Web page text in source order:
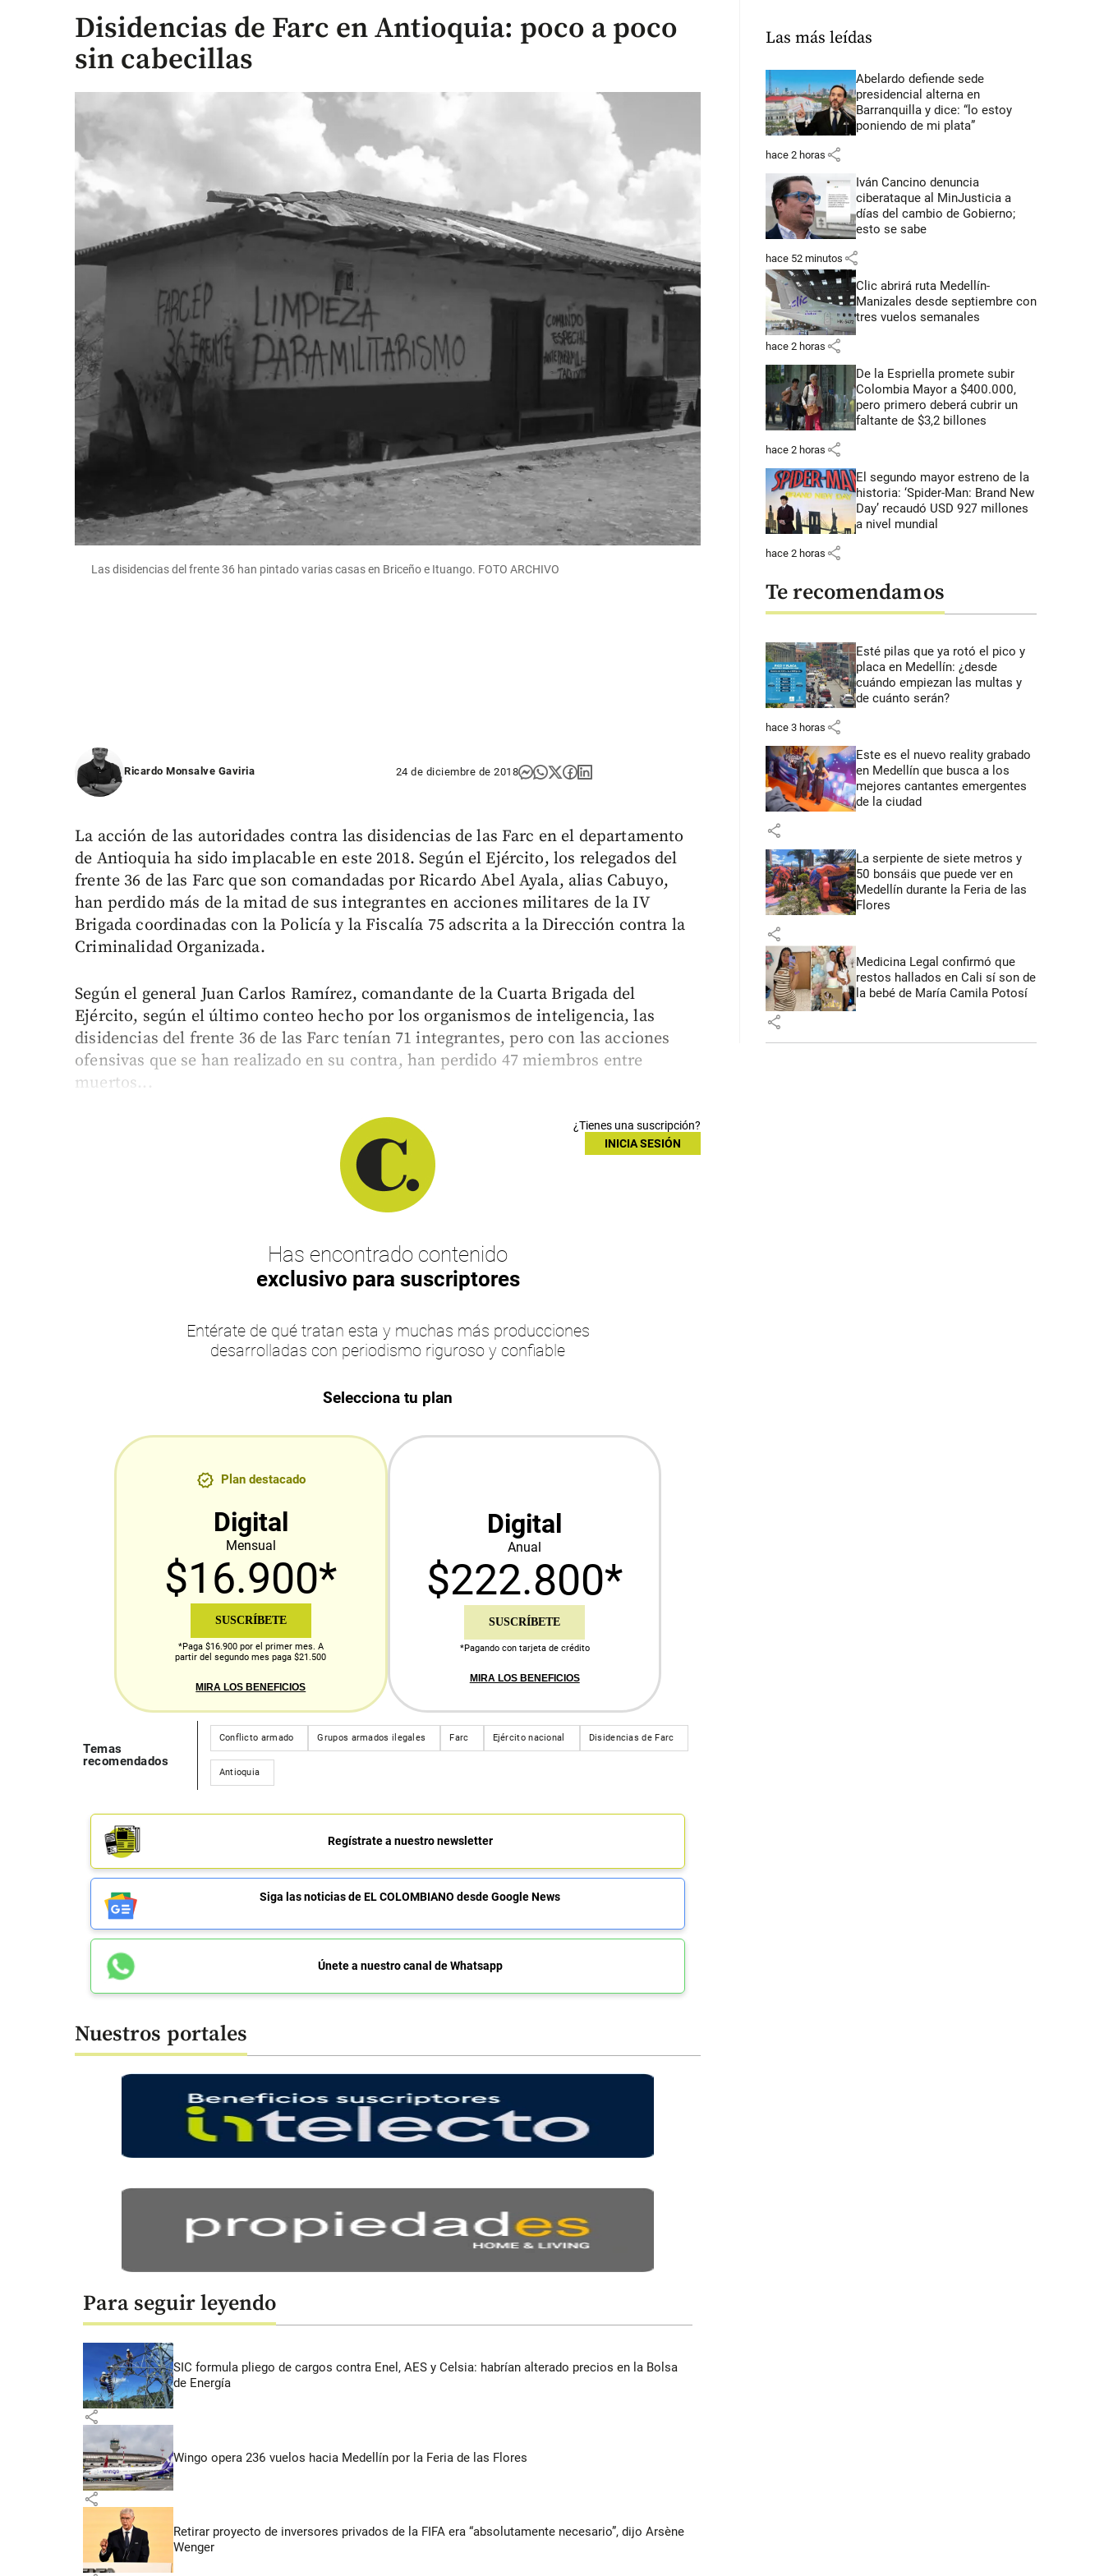
Disidencias de Farc en Antioquia: poco a poco
sin cabecillas
Las disidencias del frente 36 han pintado varias casas en Briceño e Ituango. FOTO ARCHIVO
Ricardo Monsalve Gaviria 24 de diciembre de 2018
La acción de las autoridades contra las disidencias de las Farc en el departamento
de Antioquia ha sido implacable en este 2018. Según el Ejército, los relegados del
frente 36 de las Farc que son comandadas por Ricardo Abel Ayala, alias Cabuyo,
han perdido más de la mitad de sus integrantes en acciones militares de la IV
Brigada coordinadas con la Policía y la Fiscalía 75 adscrita a la Dirección contra la
Criminalidad Organizada.
Según el general Juan Carlos Ramírez, comandante de la Cuarta Brigada del
Ejército, según el último conteo hecho por los organismos de inteligencia, las
disidencias del frente 36 de las Farc tenían 71 integrantes, pero con las acciones
ofensivas que se han realizado en su contra, han perdido 47 miembros entre
muertos...
¿Tienes una suscripción?
INICIA SESIÓN
Has encontrado contenido
exclusivo para suscriptores
Entérate de qué tratan esta y muchas más producciones
desarrolladas con periodismo riguroso y confiable
Selecciona tu plan
Plan destacado
Digital
Mensual
$16.900*
SUSCRÍBETE
*Paga $16.900 por el primer mes. A
partir del segundo mes paga $21.500
MIRA LOS BENEFICIOS
Digital
Anual
$222.800*
SUSCRÍBETE
*Pagando con tarjeta de crédito
MIRA LOS BENEFICIOS
Temas
recomendados
Conflicto armado Grupos armados ilegales Farc Ejército nacional Disidencias de Farc
Antioquia
Regístrate a nuestro newsletter
Siga las noticias de EL COLOMBIANO desde Google News
Únete a nuestro canal de Whatsapp
Nuestros portales
Para seguir leyendo
SIC formula pliego de cargos contra Enel, AES y Celsia: habrían alterado precios en la Bolsa
de Energía
share
Wingo opera 236 vuelos hacia Medellín por la Feria de las Flores
share
Retirar proyecto de inversores privados de la FIFA era “absolutamente necesario”, dijo Arsène
Wenger
Las más leídas
Abelardo defiende sede
presidencial alterna en
Barranquilla y dice: “lo estoy
poniendo de mi plata”
hace 2 horas share
Iván Cancino denuncia
ciberataque al MinJusticia a
días del cambio de Gobierno;
esto se sabe
hace 52 minutos share
Clic abrirá ruta Medellín-
Manizales desde septiembre con
tres vuelos semanales
hace 2 horas share
De la Espriella promete subir
Colombia Mayor a $400.000,
pero primero deberá cubrir un
faltante de $3,2 billones
hace 2 horas share
El segundo mayor estreno de la
historia: ‘Spider-Man: Brand New
Day’ recaudó USD 927 millones
a nivel mundial
hace 2 horas share
Te recomendamos
Esté pilas que ya rotó el pico y
placa en Medellín: ¿desde
cuándo empiezan las multas y
de cuánto serán?
hace 3 horas share
Este es el nuevo reality grabado
en Medellín que busca a los
mejores cantantes emergentes
de la ciudad
share
La serpiente de siete metros y
50 bonsáis que puede ver en
Medellín durante la Feria de las
Flores
share
Medicina Legal confirmó que
restos hallados en Cali sí son de
la bebé de María Camila Potosí
share